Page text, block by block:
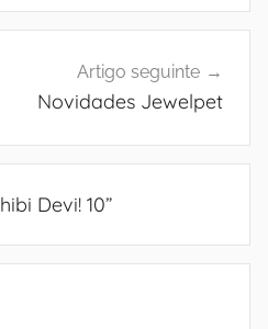
Artigo seguinte
Novidades Jewelpet
Devi! 10”